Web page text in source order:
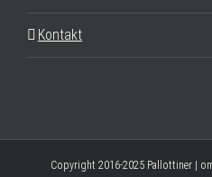
Kontakt
Copyright 2016-2025 Pallottiner |